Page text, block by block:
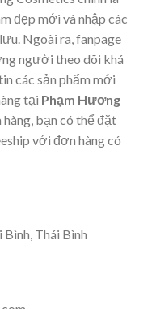
đẹp mới và nhập các
Ngoài ra, fanpage
người theo dõi khá
các sản phẩm mới
tại Phạm Hương
bạn có thể đặt
với đơn hàng có
Bình, Thái Bình